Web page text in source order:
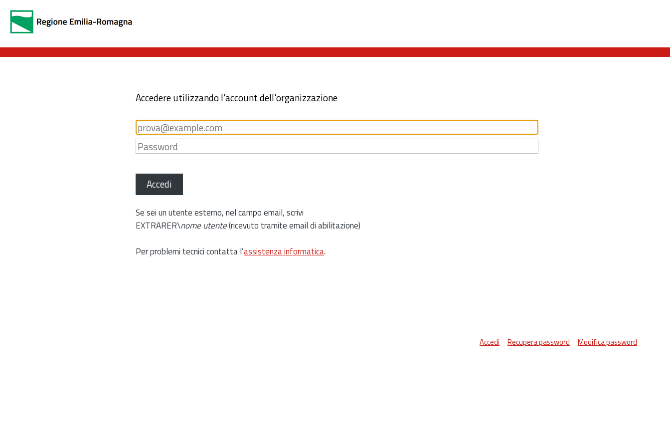
Accedere utilizzando l'account dell'organizzazione
Accedi
Se sei un utente esterno, nel campo email, scrivi
EXTRARER\nome utente(ricevuto tramite email di abilitazione)
Per problemi tecnici contatta l’assistenza informatica.
Accedi Recupera password Modifica password